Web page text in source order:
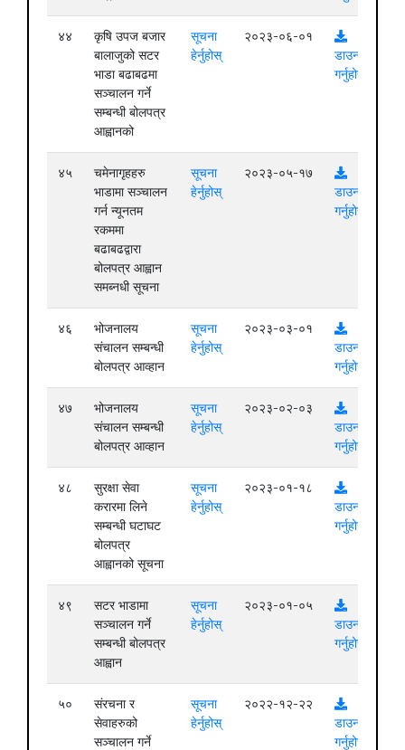
४४
कृषि उपज बजार
बालाजुको सटर
भाडा बढाबढमा
सञ्चालन गर्ने
सम्बन्धी बोलपत्र
आह्वानको
सूचना
हेर्नुहोस्
२०२३-०६-०१
डाउनलोड
गर्नुहोस्
४५
चमेनागृहहरु
भाडामा सञ्चालन
गर्न न्यूनतम
रकममा
बढाबढद्वारा
बोलपत्र आह्वान
समब्नधी सूचना
सूचना
हेर्नुहोस्
२०२३-०५-१७
डाउनलोड
गर्नुहोस्
४६
भोजनालय
संचालन सम्बन्धी
बोलपत्र आव्हान
सूचना
हेर्नुहोस्
२०२३-०३-०१
डाउनलोड
गर्नुहोस्
४७
भोजनालय
संचालन सम्बन्धी
बोलपत्र आव्हान
सूचना
हेर्नुहोस्
२०२३-०२-०३
डाउनलोड
गर्नुहोस्
४८
सुरक्षा सेवा
करारमा लिने
सम्बन्धी घटाघट
बोलपत्र
आह्वानको सूचना
सूचना
हेर्नुहोस्
२०२३-०१-१८
डाउनलोड
गर्नुहोस्
४९
सटर भाडामा
सञ्चालन गर्ने
सम्बन्धी बोलपत्र
आह्वान
सूचना
हेर्नुहोस्
२०२३-०१-०५
डाउनलोड
गर्नुहोस्
५०
संरचना र
सेवाहरुको
सञ्चालन गर्ने
सूचना
हेर्नुहोस्
२०२२-१२-२२
डाउनलोड
गर्नुहोस्